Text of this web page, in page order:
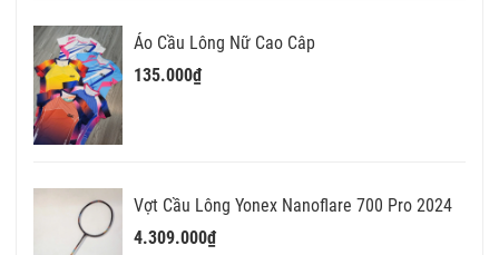
Áo Cầu Lông Nữ Cao Câp
135.000₫
Vợt Cầu Lông Yonex Nanoflare 700 Pro 2024
4.309.000₫